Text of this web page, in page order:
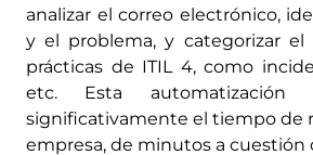
analizar el correo electrónico,
y el problema, y categorizar
prácticas de ITIL 4, como
etc. Esta automatización
significativamente el tiempo de
empresa, de minutos a cuestión